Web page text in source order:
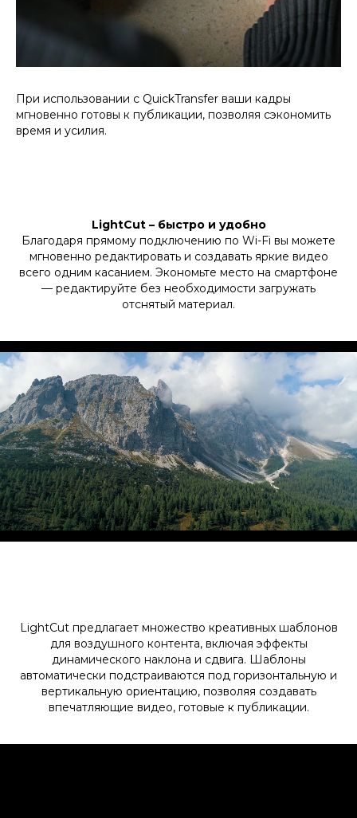
При использовании с QuickTransfer ваши кадры
мгновенно готовы к публикации, позволяя сэкономить
время и усилия.
LightCut – быстро и удобно
Благодаря прямому подключению по Wi-Fi вы можете
мгновенно редактировать и создавать яркие видео
всего одним касанием. Экономьте место на смартфоне
— редактируйте без необходимости загружать
отснятый материал.
LightCut предлагает множество креативных шаблонов
для воздушного контента, включая эффекты
динамического наклона и сдвига. Шаблоны
автоматически подстраиваются под горизонтальную и
вертикальную ориентацию, позволяя создавать
впечатляющие видео, готовые к публикации.